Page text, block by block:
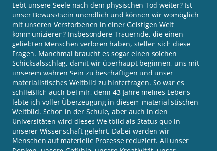
Lebt unsere Seele nach dem physischen Tod weiter? Ist
unser Bewusstsein unendlich und können wir womöglich
mit unseren Verstorbenen in einer Geistigen Welt
kommunizieren? Insbesondere Trauernde, die einen
geliebten Menschen verloren haben, stellen sich diese
Fragen. Manchmal braucht es sogar einen solchen
Schicksalsschlag, damit wir überhaupt beginnen, uns mit
unserem wahren Sein zu beschäftigen und unser
materialistisches Weltbild zu hinterfragen. So war es
schließlich auch bei mir, denn 43 Jahre meines Lebens
lebte ich voller Überzeugung in diesem materialistischen
Weltbild. Schon in der Schule, aber auch in den
Universitäten wird dieses Weltbild als Status quo in
unserer Wissenschaft gelehrt. Dabei werden wir
Menschen auf materielle Prozesse reduziert. All unser